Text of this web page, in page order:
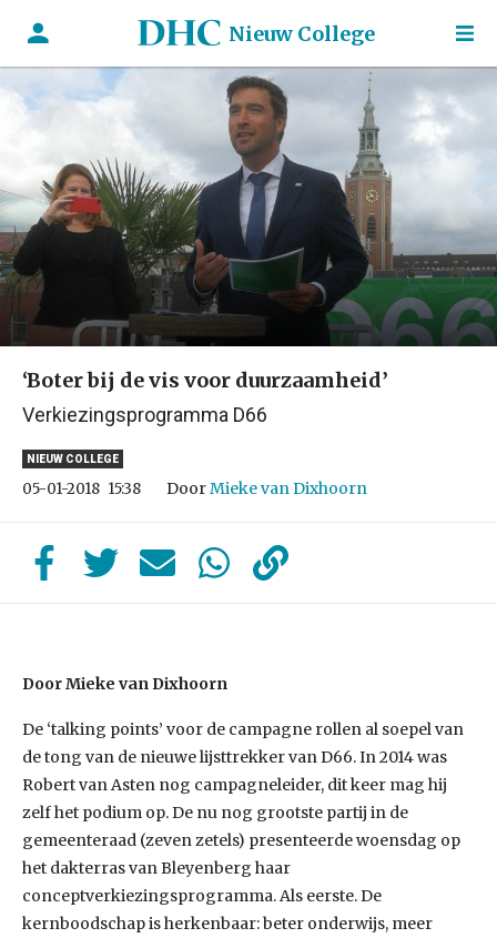
Nieuw College
‘Boter bij de vis voor duurzaamheid’
Verkiezingsprogramma D66
NIEUW COLLEGE
05-01-2018 15:38 DoorMieke van Dixhoorn
Door Mieke van Dixhoorn
De ‘talking points’ voor de campagne rollen al soepel van
de tong van de nieuwe lijsttrekker van D66. In 2014 was
Robert van Asten nog campagneleider, dit keer mag hij
zelf het podium op. De nu nog grootste partij in de
gemeenteraad (zeven zetels) presenteerde woensdag op
het dakterras van Bleyenberg haar
conceptverkiezingsprogramma. Als eerste. De
kernboodschap is herkenbaar: beter onderwijs, meer